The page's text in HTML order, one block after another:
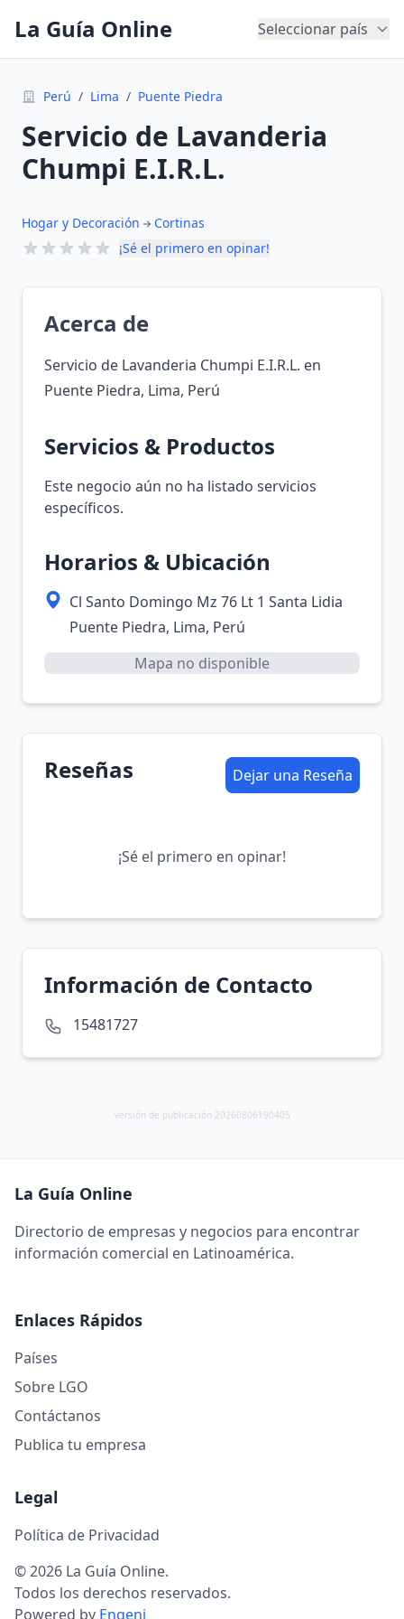
La Guía Online Seleccionar país
Perú / Lima / Puente Piedra
Servicio de Lavanderia
Chumpi E.I.R.L.
Hogar y Decoración
Cortinas
¡Sé el primero en opinar!
Acerca de
Servicio de Lavanderia Chumpi E.I.R.L. en
Puente Piedra, Lima, Perú
Servicios & Productos
Este negocio aún no ha listado servicios
específicos.
Horarios & Ubicación
Cl Santo Domingo Mz 76 Lt 1 Santa Lidia
Puente Piedra, Lima, Perú
Mapa no disponible
Reseñas Dejar una Reseña
¡Sé el primero en opinar!
Información de Contacto
15481727
versión de publicación 20260806190405
La Guía Online
Directorio de empresas y negocios para encontrar
información comercial en Latinoamérica.
Enlaces Rápidos
Países
Sobre LGO
Contáctanos
Publica tu empresa
Legal
Política de Privacidad
© 2026 La Guía Online.
Todos los derechos reservados.
Powered by Engeni